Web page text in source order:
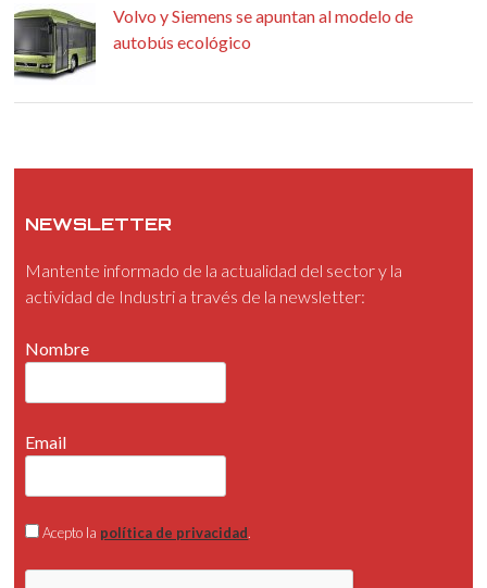
Volvo y Siemens se apuntan al modelo de
autobús ecológico
NEWSLETTER
Mantente informado de la actualidad del sector y la
actividad de Industri a través de la newsletter:
Nombre
Email
Acepto la política de privacidad.